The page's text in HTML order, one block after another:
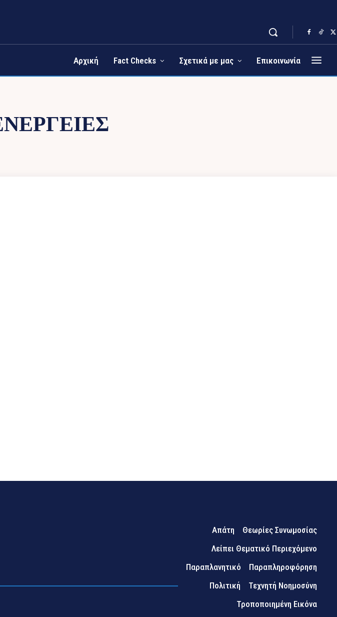
Αρχική Fact Checks Σχετικά με μας Επικοινωνία
Απάτη
Θεωρίες Συνωμοσίας
Λείπει Θεματικό Περιεχόμενο
Παραπλανητικό
Παραπληροφόρηση
Πολιτική
Τεχνητή Νοημοσύνη
Τροποποιημένη Εικόνα